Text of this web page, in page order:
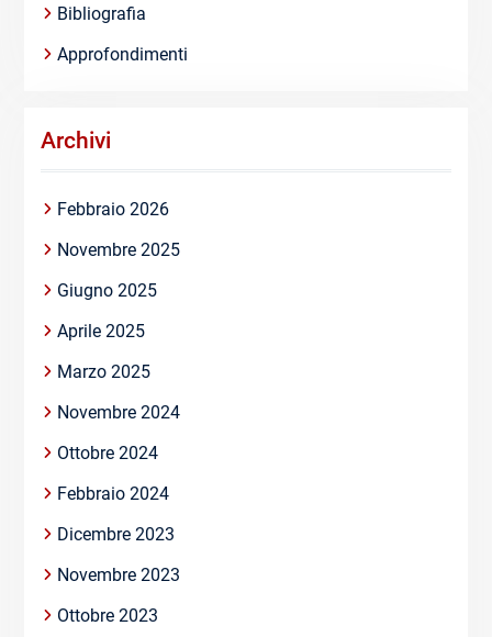
Bibliografia
Approfondimenti
Archivi
Febbraio 2026
Novembre 2025
Giugno 2025
Aprile 2025
Marzo 2025
Novembre 2024
Ottobre 2024
Febbraio 2024
Dicembre 2023
Novembre 2023
Ottobre 2023